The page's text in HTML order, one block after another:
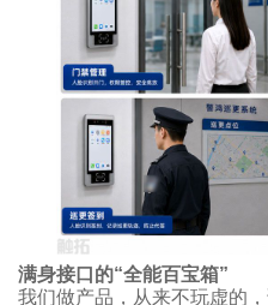
满身接口的“全能百宝箱”
我们做产品，从来不玩虚的